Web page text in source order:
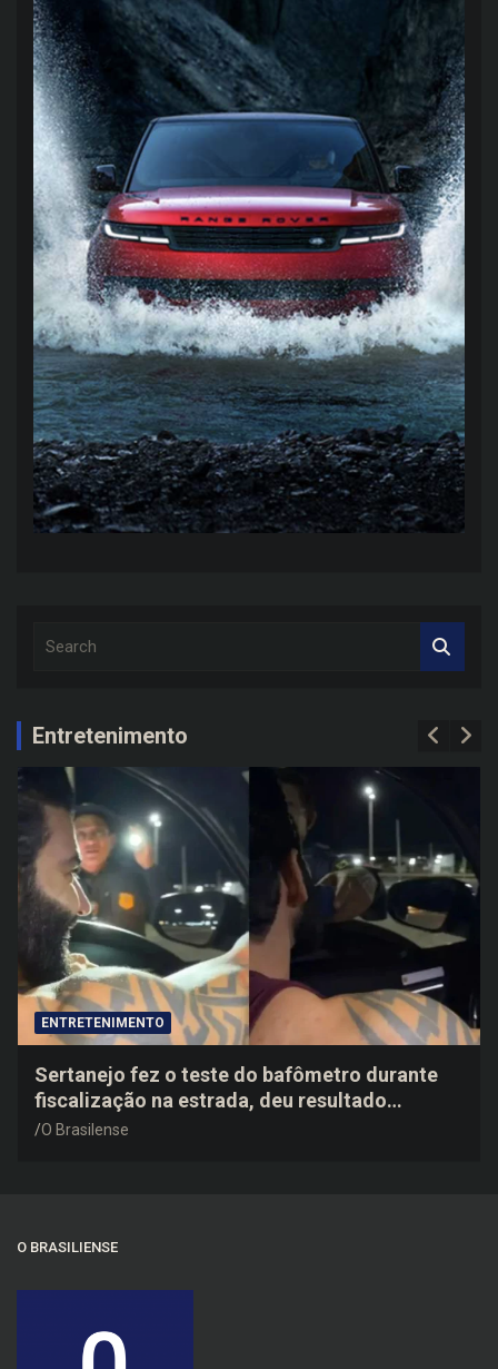
c
h
Entretenimento
ENTRETENIMENTO
Sertanejo fez o teste do bafômetro durante
fiscalização na estrada, deu resultado
negativo e elogiou o trabalho dos agentes de
O Brasilense
O BRASILIENSE